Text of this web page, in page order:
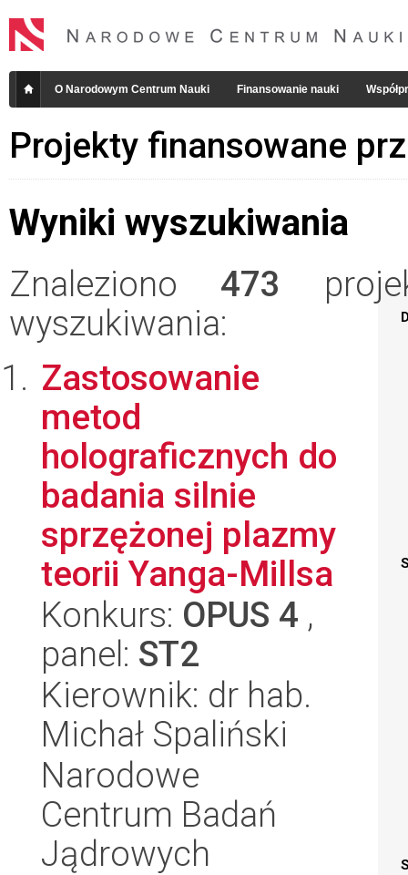
O Narodowym Centrum Nauki Finansowanie nauki
Projekty finansowane
Wyniki wyszukiwania
Znaleziono 473
wyszukiwania:
Zastosowanie
metod
holograficznych do
badania silnie
sprzężonej plazmy
teorii Yanga-Millsa
Konkurs: OPUS 4 ,
panel: ST2
Kierownik: dr hab.
Michał Spaliński
Narodowe
Centrum Badań
Jądrowych